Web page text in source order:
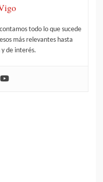
todo lo que sucede
más relevantes hasta
de interés.